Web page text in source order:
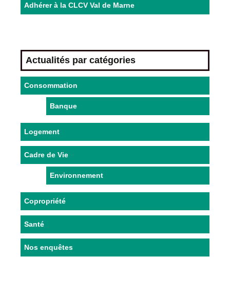
Adhérer à la CLCV Val de Marne
Actualités par catégories
Consommation
Banque
Logement
Cadre de Vie
Environnement
Copropriété
Santé
Nos enquêtes